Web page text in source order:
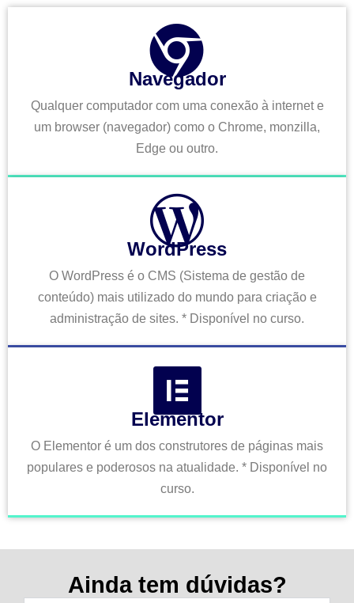
Navegador
Qualquer computador com uma conexão à internet e
um browser (navegador) como o Chrome, monzilla,
Edge ou outro.
WordPress
O WordPress é o CMS (Sistema de gestão de
conteúdo) mais utilizado do mundo para criação e
administração de sites. * Disponível no curso.
Elementor
O Elementor é um dos construtores de páginas mais
populares e poderosos na atualidade. * Disponível no
curso.
Ainda tem dúvidas?